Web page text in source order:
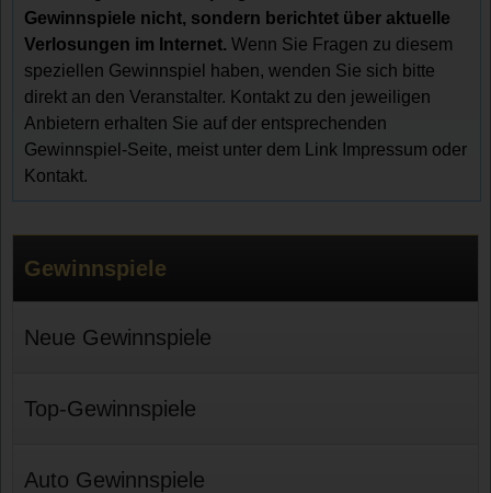
Gewinnspiele nicht, sondern berichtet über aktuelle
Verlosungen im Internet. Wenn Sie Fragen zu diesem
speziellen Gewinnspiel haben, wenden Sie sich bitte
direkt an den Veranstalter. Kontakt zu den jeweiligen
Anbietern erhalten Sie auf der entsprechenden
Gewinnspiel-Seite, meist unter dem Link Impressum oder
Kontakt.
Gewinnspiele
Neue Gewinnspiele
Top-Gewinnspiele
Auto Gewinnspiele